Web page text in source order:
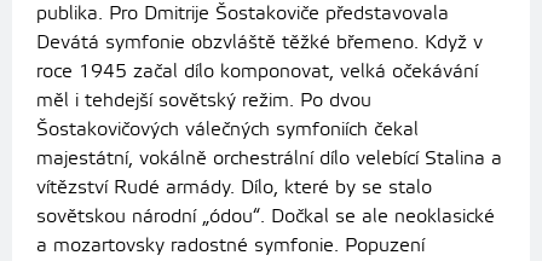
publika. Pro Dmitrije Šostakoviče představovala
Devátá symfonie obzvláště těžké břemeno. Když v
roce 1945 začal dílo komponovat, velká očekávání
měl i tehdejší sovětský režim. Po dvou
Šostakovičových válečných symfoniích čekal
majestátní, vokálně orchestrální dílo velebící Stalina a
vítězství Rudé armády. Dílo, které by se stalo
sovětskou národní „ódou“. Dočkal se ale neoklasické
a mozartovsky radostné symfonie. Popuzení